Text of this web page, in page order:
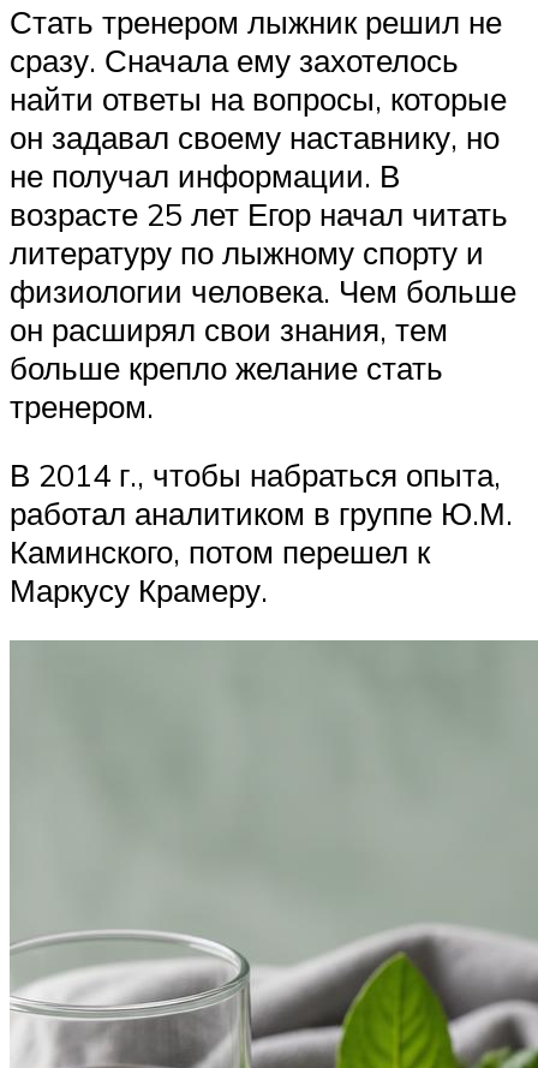
Стать тренером лыжник решил не
сразу. Сначала ему захотелось
найти ответы на вопросы, которые
он задавал своему наставнику, но
не получал информации. В
возрасте 25 лет Егор начал читать
литературу по лыжному спорту и
физиологии человека. Чем больше
он расширял свои знания, тем
больше крепло желание стать
тренером.
В 2014 г., чтобы набраться опыта,
работал аналитиком в группе Ю.М.
Каминского, потом перешел к
Маркусу Крамеру.